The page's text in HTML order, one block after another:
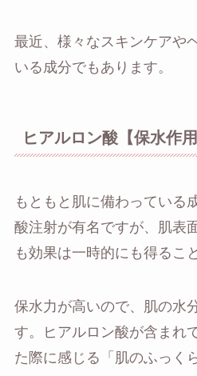
最近、様々なスキンケアや
いる成分でもあります。
ヒアルロン酸【保水作用
もともと肌に備わっている
酸注射が有名ですが、肌表
も効果は一時的にも得るこ
保水力が高いので、肌の水
す。ヒアルロン酸が含まれ
た際に感じる「肌のふっく